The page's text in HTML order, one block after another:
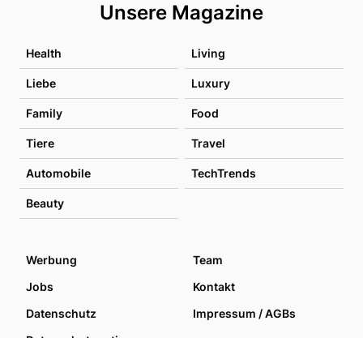
Unsere Magazine
Health Living
Liebe Luxury
Family Food
Tiere Travel
Automobile TechTrends
Beauty
Werbung
Team
Jobs
Kontakt
Datenschutz
Impressum / AGBs